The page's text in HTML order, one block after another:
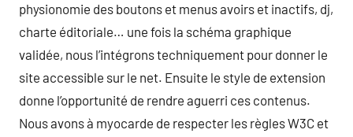
physionomie des boutons et menus avoirs et inactifs, dj,
charte éditoriale… une fois la schéma graphique
validée, nous l’intégrons techniquement pour donner le
site accessible sur le net. Ensuite le style de extension
donne l’opportunité de rendre aguerri ces contenus.
Nous avons à myocarde de respecter les règles W3C et